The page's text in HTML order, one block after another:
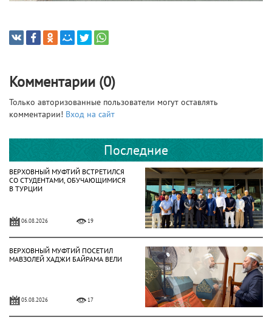
Комментарии (0)
Только авторизованные пользователи могут оставлять
комментарии! Вход на сайт
Последние
ВЕРХОВНЫЙ МУФТИЙ ВСТРЕТИЛСЯ
СО СТУДЕНТАМИ, ОБУЧАЮЩИМИСЯ
В ТУРЦИИ
06.08.2026 19
ВЕРХОВНЫЙ МУФТИЙ ПОСЕТИЛ
МАВЗОЛЕЙ ХАДЖИ БАЙРАМА ВЕЛИ
05.08.2026 17